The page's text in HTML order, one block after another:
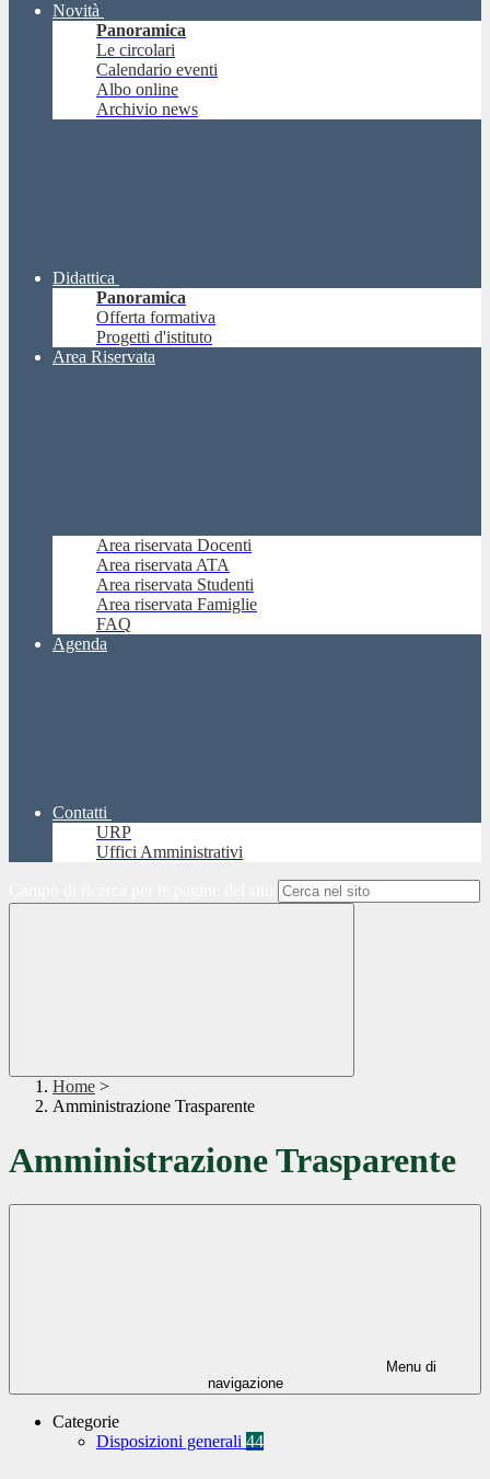
Novità
Panoramica
Le circolari
Calendario eventi
Albo online
Archivio news
Didattica
Panoramica
Offerta formativa
Progetti d'istituto
Area Riservata
Area riservata Docenti
Area riservata ATA
Area riservata Studenti
Area riservata Famiglie
FAQ
Agenda
Contatti
URP
Uffici Amministrativi
Home >
Amministrazione Trasparente
Amministrazione Trasparente
Menu di
navigazione
Categorie
Disposizioni generali 44